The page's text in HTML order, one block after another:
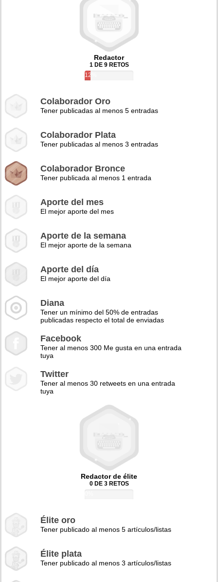
Redactor
1 DE 9 RETOS
12%
Colaborador Oro
Tener publicadas al menos 5 entradas
Colaborador Plata
Tener publicadas al menos 3 entradas
Colaborador Bronce
Tener publicada al menos 1 entrada
Aporte del mes
El mejor aporte del mes
Aporte de la semana
El mejor aporte de la semana
Aporte del día
El mejor aporte del día
Diana
Tener un mínimo del 50% de entradas
publicadas respecto el total de enviadas
Facebook
Tener al menos 300 Me gusta en una entrada
tuya
Twitter
Tener al menos 30 retweets en una entrada
tuya
Redactor de élite
0 DE 3 RETOS
Élite oro
Tener publicado al menos 5 artículos/listas
Élite plata
Tener publicado al menos 3 artículos/listas